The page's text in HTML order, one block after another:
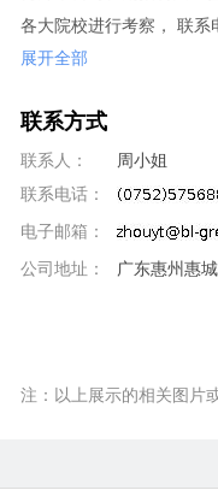
各大院校进行考察， 联系
展开全部
联系方式
联系人：
周小姐
联系电话：
电子邮箱：
公司地址： 广东惠州惠
注：以上展示的相关图片